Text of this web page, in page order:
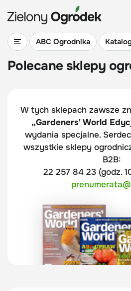
ABC Ogrodnika
Polecane sklepy
W tych sklepach zawsze
„Gardeners' World
wydania specjalne.
wszystkie sklepy
B2B:
22 257 84 23 (godz.